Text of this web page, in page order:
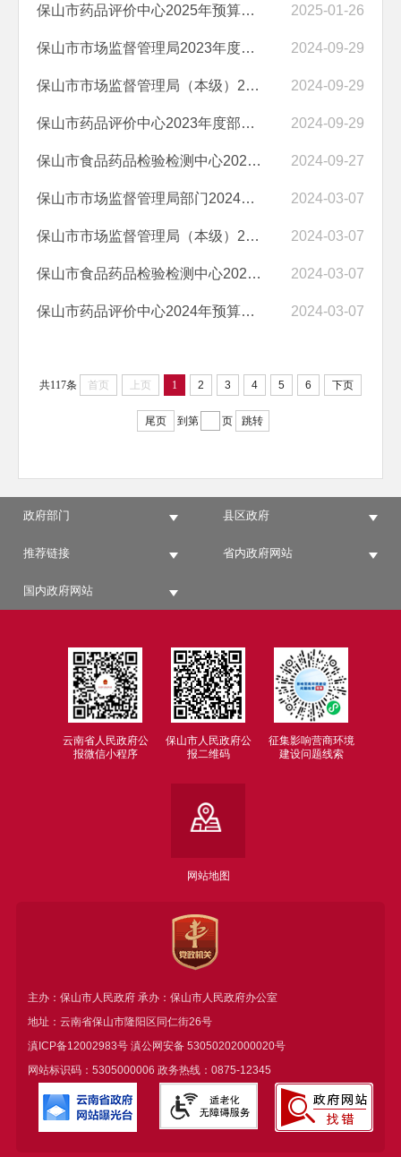
保山市药品评价中心2025年预算公开目录 2025-01-26
保山市市场监督管理局2023年度部门决算 2024-09-29
保山市市场监督管理局（本级）2023年度部门决算 2024-09-29
保山市药品评价中心2023年度部门决算 2024-09-29
保山市食品药品检验检测中心2023年度部门决算 2024-09-27
保山市市场监督管理局部门2024年预算公开目录 2024-03-07
保山市市场监督管理局（本级）2024年预算公开目录 2024-03-07
保山市食品药品检验检测中心2024年预算公开目录 2024-03-07
保山市药品评价中心2024年预算公开目录 2024-03-07
共117条 首页 上页 1 2 3 4 5 6 下页
尾页 到第 页 跳转
政府部门 县区政府
推荐链接 省内政府网站
国内政府网站
云南省人民政府公
报微信小程序
保山市人民政府公
报二维码
征集影响营商环境
建设问题线索
网站地图
主办：保山市人民政府 承办：保山市人民政府办公室
地址：云南省保山市隆阳区同仁街26号
滇ICP备12002983号滇公网安备 53050202000020号
网站标识码：5305000006 政务热线：0875-12345